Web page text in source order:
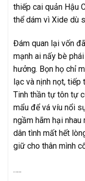
thiếp cai quản Hậu
thể dám vì Xide dù
Đám quan lại vốn
mạnh ai nấy bè
hưởng. Bọn họ chỉ
lạc và nịnh nọt, tiếp
Tinh thần tự tôn tự
mẩu để vá víu nổi
ngầm hãm hại
dân tình mất hết
giữ cho thân mình
…..